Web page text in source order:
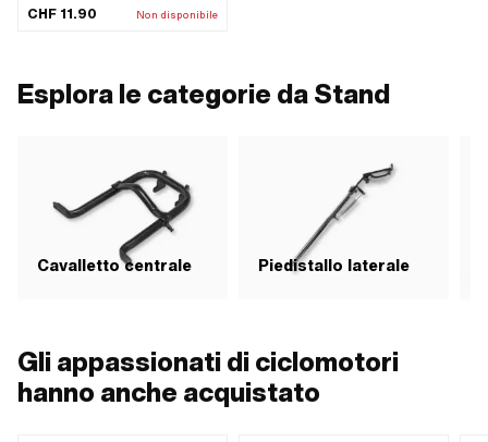
Area di applicazione: Strumento
CHF 11.90 Non disponibile
Esplora le categorie da Stand
Cavalletto centrale Piedistallo laterale
Gli appassionati di ciclomotori
hanno anche acquistato